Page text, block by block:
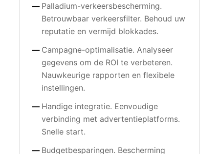
Palladium-verkeersbescherming.
Betrouwbaar verkeersfilter. Behoud uw
reputatie en vermijd blokkades.
Campagne-optimalisatie. Analyseer
gegevens om de ROI te verbeteren.
Nauwkeurige rapporten en flexibele
instellingen.
Handige integratie. Eenvoudige
verbinding met advertentieplatforms.
Snelle start.
Budgetbesparingen. Bescherming